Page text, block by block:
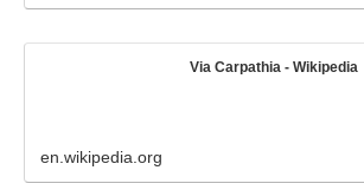
Via Carpathia - Wikipedia
en.wikipedia.org